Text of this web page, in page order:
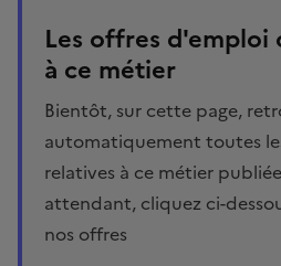
Les offres
à ce métier
Bientôt, sur cette page,
automatiquement toutes
relatives à ce métier
attendant, cliquez ci-
nos offres